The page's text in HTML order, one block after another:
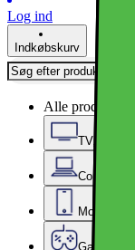
Log ind
Indkøbskurv
Alle produkter
TV, Lyd &
Computer
Mobil,
Gaming